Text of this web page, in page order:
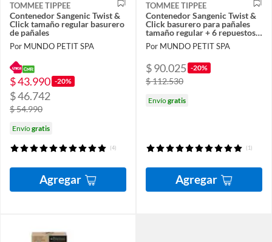
TOMMEE TIPPEE
Contenedor Sangenic Twist &
Click tamaño regular basurero
de pañales
Por MUNDO PETIT SPA
$ 43.990 -20%
$ 46.742
$ 54.990
Envíogratis
(4)
Agregar
TOMMEE TIPPEE
Contenedor Sangenic Twist &
Click basurero para pañales
tamaño regular + 6 repuestos
tamaño regular
Por MUNDO PETIT SPA
$ 90.025 -20%
$ 112.530
Envíogratis
(1)
Agregar